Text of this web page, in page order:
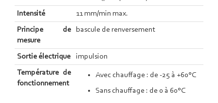
Intensité 11 mm/min max.
Principe de
mesure
bascule de renversement
Sortie électrique impulsion
Température de
fonctionnement
Avec chauffage : de -25 à +60°C
Sans chauffage : de 0 à 60°C